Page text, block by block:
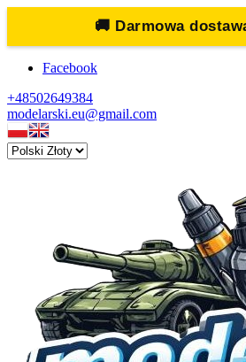
🚚 Darmowa
Facebook
+48502649384
modelarski.eu@gmail.com